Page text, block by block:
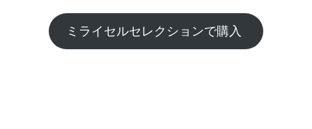
ミライセルセレクションで購入